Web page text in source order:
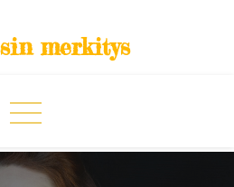
merkitys